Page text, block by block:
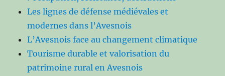
Les lignes de défense médiévales et
modernes dans l’Avesnois
L’Avesnois face au changement climatique
Tourisme durable et valorisation du
patrimoine rural en Avesnois